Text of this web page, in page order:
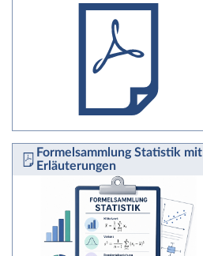
Formelsammlung Statistik mit
Erläuterungen